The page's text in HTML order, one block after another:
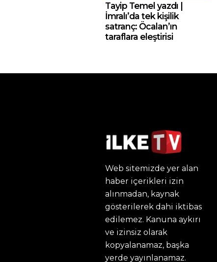
Tayip Temel yazdı |
İmralı’da tek kişilik
satranç: Öcalan’ın
taraflara eleştirisi
Web sitemizde yer alan
haber içerikleri izin
alınmadan, kaynak
gösterilerek dahi iktibas
edilemez. Kanuna aykırı
ve izinsiz olarak
kopyalanamaz, başka
yerde yayınlanamaz.